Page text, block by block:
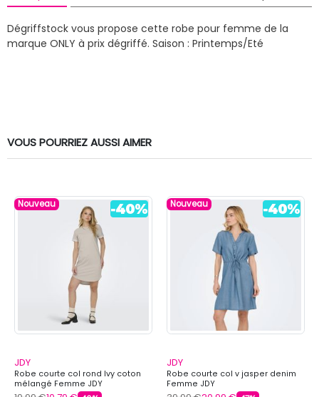
Dégriffstock vous propose cette robe pour femme de la
marque ONLY à prix dégriffé. Saison : Printemps/Eté
VOUS POURRIEZ AUSSI AIMER
Nouveau
JDY
Robe courte col rond Ivy coton
mélangé Femme JDY
Nouveau
JDY
Robe courte col v jasper denim
Femme JDY